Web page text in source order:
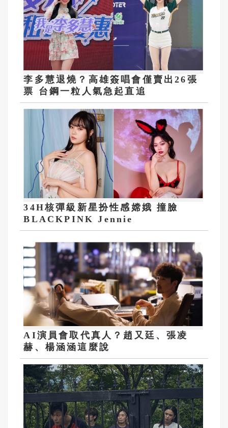
李多慧退燒？高雄簽唱會僅賣出26張
票 台鋼一粒人氣急起直追
34H核彈級新星扮性感嫦娥 撞臉
BLACKPINK Jennie
AI演員會取代真人？趙又廷、張凌
赫、楊涵涵這麼說